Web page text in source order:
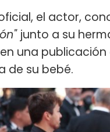
el actor,
junto a su
una
de su bebé.